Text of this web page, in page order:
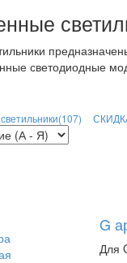
светодиодные
(107)
G
Для